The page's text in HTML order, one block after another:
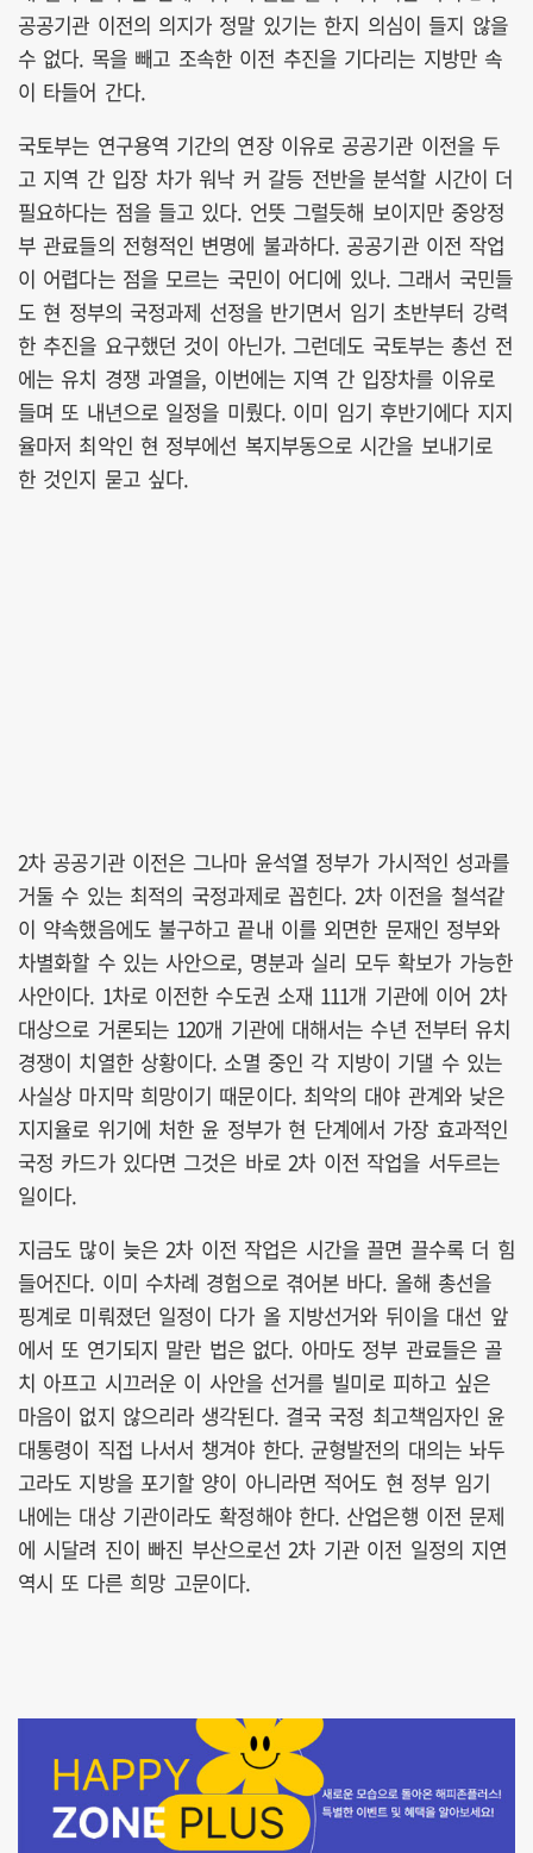
공공기관 이전의 의지가 정말 있기는 한지 의심이 들지 않을
수 없다. 목을 빼고 조속한 이전 추진을 기다리는 지방만 속
이 타들어 간다.
국토부는 연구용역 기간의 연장 이유로 공공기관 이전을 두
고 지역 간 입장 차가 워낙 커 갈등 전반을 분석할 시간이 더
필요하다는 점을 들고 있다. 언뜻 그럴듯해 보이지만 중앙정
부 관료들의 전형적인 변명에 불과하다. 공공기관 이전 작업
이 어렵다는 점을 모르는 국민이 어디에 있나. 그래서 국민들
도 현 정부의 국정과제 선정을 반기면서 임기 초반부터 강력
한 추진을 요구했던 것이 아닌가. 그런데도 국토부는 총선 전
에는 유치 경쟁 과열을, 이번에는 지역 간 입장차를 이유로
들며 또 내년으로 일정을 미뤘다. 이미 임기 후반기에다 지지
율마저 최악인 현 정부에선 복지부동으로 시간을 보내기로
한 것인지 묻고 싶다.
2차 공공기관 이전은 그나마 윤석열 정부가 가시적인 성과를
거둘 수 있는 최적의 국정과제로 꼽힌다. 2차 이전을 철석같
이 약속했음에도 불구하고 끝내 이를 외면한 문재인 정부와
차별화할 수 있는 사안으로, 명분과 실리 모두 확보가 가능한
사안이다. 1차로 이전한 수도권 소재 111개 기관에 이어 2차
대상으로 거론되는 120개 기관에 대해서는 수년 전부터 유치
경쟁이 치열한 상황이다. 소멸 중인 각 지방이 기댈 수 있는
사실상 마지막 희망이기 때문이다. 최악의 대야 관계와 낮은
지지율로 위기에 처한 윤 정부가 현 단계에서 가장 효과적인
국정 카드가 있다면 그것은 바로 2차 이전 작업을 서두르는
일이다.
지금도 많이 늦은 2차 이전 작업은 시간을 끌면 끌수록 더 힘
들어진다. 이미 수차례 경험으로 겪어본 바다. 올해 총선을
핑계로 미뤄졌던 일정이 다가 올 지방선거와 뒤이을 대선 앞
에서 또 연기되지 말란 법은 없다. 아마도 정부 관료들은 골
치 아프고 시끄러운 이 사안을 선거를 빌미로 피하고 싶은
마음이 없지 않으리라 생각된다. 결국 국정 최고책임자인 윤
대통령이 직접 나서서 챙겨야 한다. 균형발전의 대의는 놔두
고라도 지방을 포기할 양이 아니라면 적어도 현 정부 임기
내에는 대상 기관이라도 확정해야 한다. 산업은행 이전 문제
에 시달려 진이 빠진 부산으로선 2차 기관 이전 일정의 지연
역시 또 다른 희망 고문이다.